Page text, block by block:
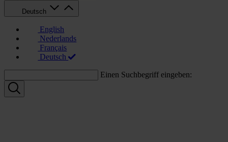
Deutsch
English
Nederlands
Français
Deutsch
Einen Suchbegriff eingeben: